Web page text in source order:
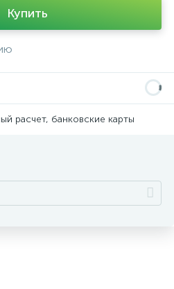
Купить
расчет, банковские карты